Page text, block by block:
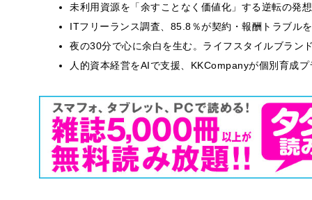
未利用資源を「余すことなく価値化」する逆転の発
ITフリーランス調査、85.8％が契約・報酬トラブ
夜の30分で心に余白を生む。ライフスタイルブラン
人的資本経営をAIで支援、KKCompanyが個別育成